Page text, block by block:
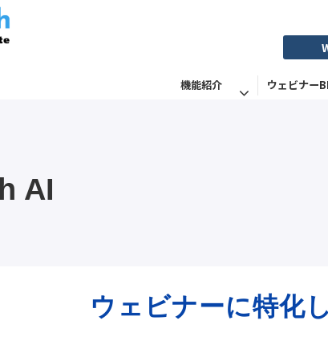
機能紹介 ウェビナー
AI
ウェビナーに特化